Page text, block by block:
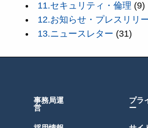
11.セキュリティ・倫理 (9)
12.お知らせ・プレスリリ
13.ニュースレター (31)
事務局運
営
プラ
ー